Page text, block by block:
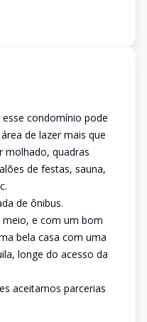
condomínio pode
de lazer mais que
molhado, quadras
de festas, sauna,
de ônibus.
meio, e com um bom
bela casa com uma
longe do acesso da
aceitamos parcerias